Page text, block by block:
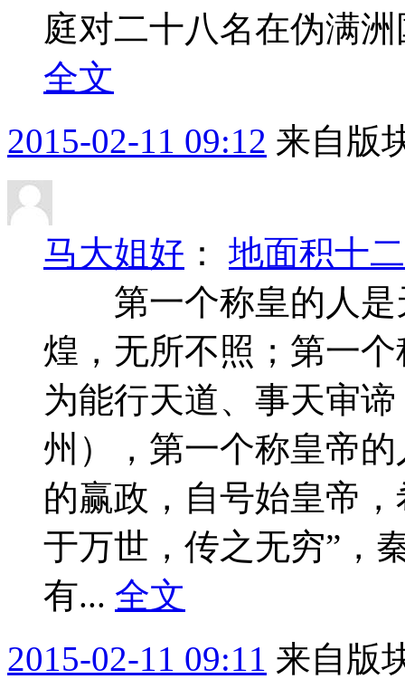
庭对二十八名在伪满洲
全文
2015-02-11 09:12 来自版
马大姐好 ： 地面积十
第一个称皇的人是
煌，无所不照；第一
为能行天道、事天审
州），第一个称皇帝
的赢政，自号始皇帝
于万世，传之无穷”，
有... 全文
2015-02-11 09:11 来自版